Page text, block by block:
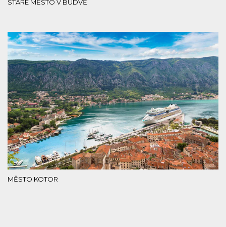
STARÉ MĚSTO V BUDVĚ
MĚSTO KOTOR